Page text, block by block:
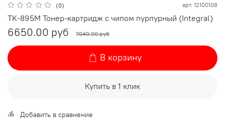
(0) арт. 12100108
TK-895M Тонер-картридж с чипом пурпурный (Integral)
6650.00 руб 7049.00 руб
В корзину
Купить в 1 клик
Добавить в сравнение